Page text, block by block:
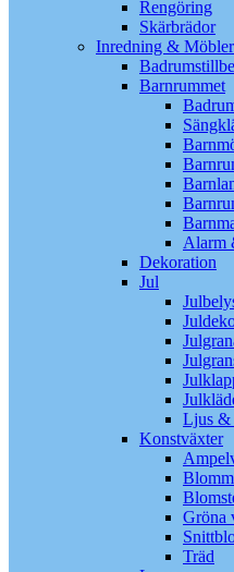
Rengöring
Skärbrädor
Inredning & Möbler
Barnrummet
Alarm
Dekoration
Jul
Ljus &
Konstväxter
Gröna
Träd